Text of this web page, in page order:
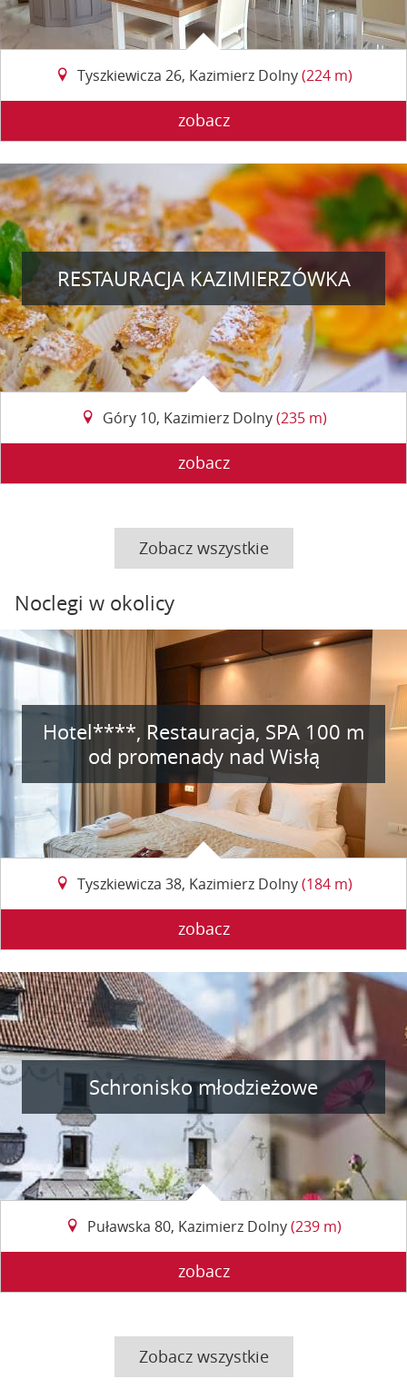
Tyszkiewicza 26, Kazimierz Dolny(224 m)
zobacz
RESTAURACJA KAZIMIERZÓWKA
Góry 10, Kazimierz Dolny(235 m)
zobacz
Zobacz wszystkie
Noclegi w okolicy
Hotel****, Restauracja, SPA 100 m
od promenady nad Wisłą
Tyszkiewicza 38, Kazimierz Dolny(184 m)
zobacz
Schronisko młodzieżowe
Puławska 80, Kazimierz Dolny(239 m)
zobacz
Zobacz wszystkie